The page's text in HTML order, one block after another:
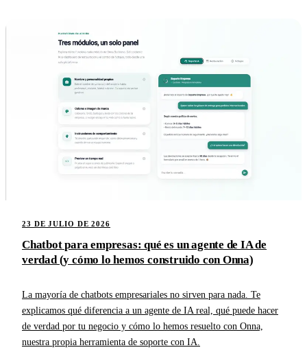
23 DE JULIO DE 2026
Chatbot para empresas: qué es un agente de IA de
verdad (y cómo lo hemos construido con Onna)
La mayoría de chatbots empresariales no sirven para nada. Te
explicamos qué diferencia a un agente de IA real, qué puede hacer
de verdad por tu negocio y cómo lo hemos resuelto con Onna,
nuestra propia herramienta de soporte con IA.